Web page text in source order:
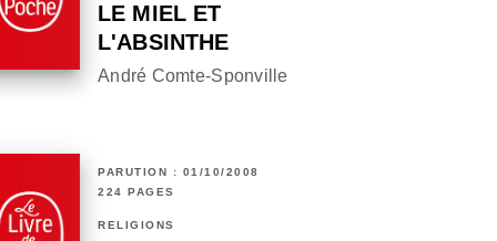
LE MIEL ET
L'ABSINTHE
André Comte-Sponville
PARUTION : 01/10/2008
224 PAGES
RELIGIONS